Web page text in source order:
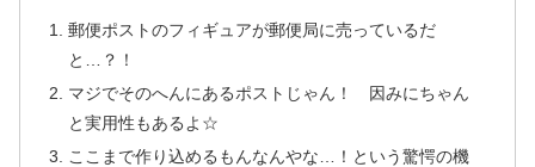
郵便ポストのフィギュアが郵便局に売っているだ
と…？！
マジでそのへんにあるポストじゃん！ 因みにちゃん
と実用性もあるよ☆
ここまで作り込めるもんなんやな…！という驚愕の機